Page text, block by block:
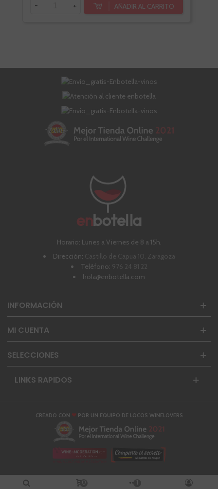
- + AÑADIR AL CARRITO
Horario: Lunes a Viernes de 8 a 15h.
Dirección: Castillo de Capua 10, Zaragoza
Teléfono: 976 24 81 22
hola@enbotella.com
INFORMACIÓN
MI CUENTA
SELECCIONES
LINKS RAPIDOS
CREADO CON ❤POR UN EQUIPO DE LOCOS WINELOVERS
0